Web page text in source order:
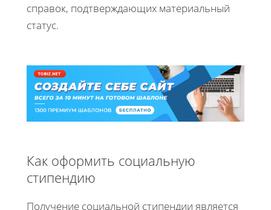
справок, подтверждающих материальный
статус.
Как оформить социальную
стипендию
Получение социальной стипендии является